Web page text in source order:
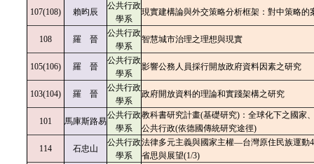
107(108) 賴昀辰
公共行政
學系
現實建構論與外交策略分析框架：對中策略的
108 羅 晉
公共行政
學系
智慧城市治理之理想與現實
105(106) 羅 晉
公共行政
學系
影響公務人員採行開放政府資料因素之研究
103(104) 羅 晉
公共行政
學系
政府開放資料的理論和實踐架構之研究
101 馬庫斯路易
公共行政
學系
教科書研究計畫(基礎研究)：全球化下之國家
公共行政(依德國傳統研究途徑)
114 石忠山
公共行政
學系
法律多元主義與國家主權—台灣原住民族運動
省思與展望(1/3)